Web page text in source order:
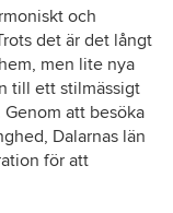
och
det är det långt
men lite nya
till ett stilmässigt
att besöka
Dalarnas län
för att